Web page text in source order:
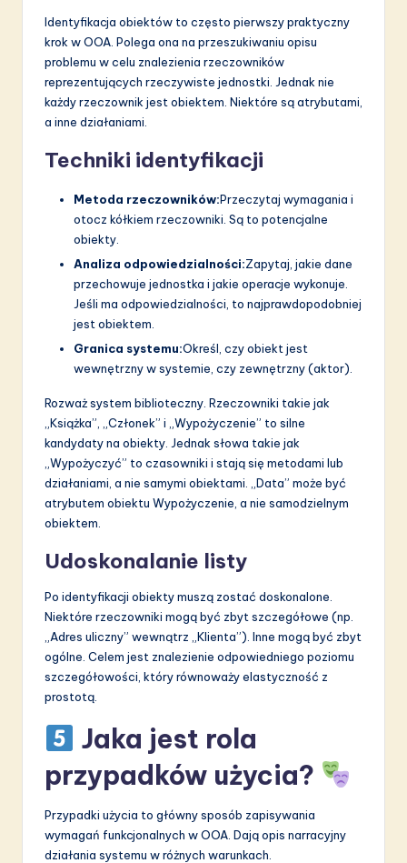
Identyfikacja obiektów to często pierwszy praktyczny
krok w OOA. Polega ona na przeszukiwaniu opisu
problemu w celu znalezienia rzeczowników
reprezentujących rzeczywiste jednostki. Jednak nie
każdy rzeczownik jest obiektem. Niektóre są atrybutami,
a inne działaniami.
Techniki identyfikacji
Metoda rzeczowników:Przeczytaj wymagania i
otocz kółkiem rzeczowniki. Są to potencjalne
obiekty.
Analiza odpowiedzialności:Zapytaj, jakie dane
przechowuje jednostka i jakie operacje wykonuje.
Jeśli ma odpowiedzialności, to najprawdopodobniej
jest obiektem.
Granica systemu:Określ, czy obiekt jest
wewnętrzny w systemie, czy zewnętrzny (aktor).
Rozważ system biblioteczny. Rzeczowniki takie jak
„Książka”, „Członek” i „Wypożyczenie” to silne
kandydaty na obiekty. Jednak słowa takie jak
„Wypożyczyć” to czasowniki i stają się metodami lub
działaniami, a nie samymi obiektami. „Data” może być
atrybutem obiektu Wypożyczenie, a nie samodzielnym
obiektem.
Udoskonalanie listy
Po identyfikacji obiekty muszą zostać doskonalone.
Niektóre rzeczowniki mogą być zbyt szczegółowe (np.
„Adres uliczny” wewnątrz „Klienta”). Inne mogą być zbyt
ogólne. Celem jest znalezienie odpowiedniego poziomu
szczegółowości, który równoważy elastyczność z
prostotą.
Jaka jest rola
przypadków użycia?
Przypadki użycia to główny sposób zapisywania
wymagań funkcjonalnych w OOA. Dają opis narracyjny
działania systemu w różnych warunkach.